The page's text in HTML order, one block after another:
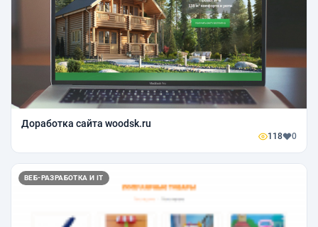
Доработка сайта woodsk.ru
118 0
ВЕБ-РАЗРАБОТКА И IT